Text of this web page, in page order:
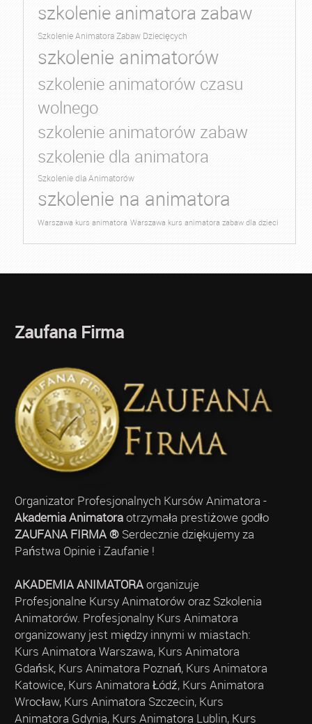
szkolenie animatora zabaw
Szkolenie Animatora Zabaw Dziecięcych
szkolenie animatorów
szkolenie animatorów czasu
wolnego
szkolenie animatorów zabaw
szkolenie dla animatora
Szkolenie dla Animatorów
szkolenie na animatora
Warszawa kurs animatora Warszawa kurs animatora zabaw dla dzieci
Zaufana Firma
Organizator Profesjonalnych Kursów Animatora -
Akademia Animatoraotrzymała prestiżowe godło
ZAUFANA FIRMA ®Serdecznie dziękujemy za
Państwa Opinie i Zaufanie !
AKADEMIA ANIMATORAorganizuje
Profesjonalne Kursy Animatorów oraz Szkolenia
Animatorów. Profesjonalny Kurs Animatora
organizowany jest między innymi w miastach:
Kurs Animatora Warszawa, Kurs Animatora
Gdańsk, Kurs Animatora Poznań, Kurs Animatora
Katowice, Kurs Animatora Łódź, Kurs Animatora
Wrocław, Kurs Animatora Szczecin, Kurs
Animatora Gdynia, Kurs Animatora Lublin, Kurs